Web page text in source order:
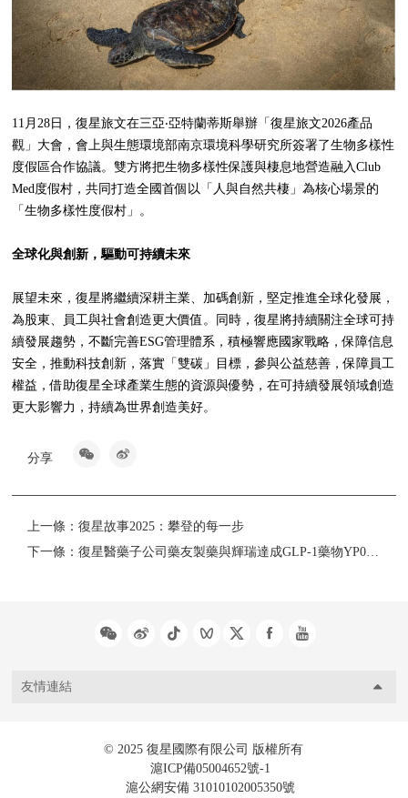
11月28日，復星旅文在三亞‧亞特蘭蒂斯舉辦「復星旅文2026產品
觀」大會，會上與生態環境部南京環境科學研究所簽署了生物多樣性
度假區合作協議。雙方將把生物多樣性保護與棲息地營造融入Club
Med度假村，共同打造全國首個以「人與自然共棲」為核心場景的
「生物多樣性度假村」。
全球化與創新，驅動可持續未來
展望未來，復星將繼續深耕主業、加碼創新，堅定推進全球化發展，
為股東、員工與社會創造更大價值。同時，復星將持續關注全球可持
續發展趨勢，不斷完善ESG管理體系，積極響應國家戰略，保障信息
安全，推動科技創新，落實「雙碳」目標，參與公益慈善，保障員工
權益，借助復星全球產業生態的資源與優勢，在可持續發展領域創造
更大影響力，持續為世界創造美好。
分享
上一條：復星故事2025：攀登的每一步
下一條：復星醫藥子公司藥友製藥與輝瑞達成GLP-1藥物YP05002獨家合作與許可協議
友情連結
© 2025 復星國際有限公司 版權所有
滬ICP備05004652號-1
滬公網安備 31010102005350號